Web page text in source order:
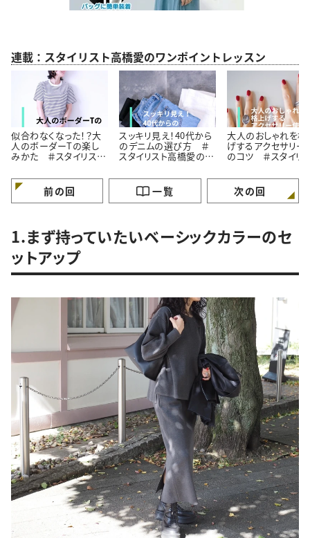
連載：スタイリスト高橋愛のワンポイントレッスン
似合わなくなった！？大
人のボーダーTの楽し
みかた ＃スタイリスト
｜vol.1
スッキリ見え！40代から
のデニムの選び方 ＃
スタイリスト高橋愛の着
大人のおしゃれを格
げするアクセサリー
のコツ ＃スタイリ
｜vol.3
前の回 一覧 次の回
1.まず持っていたいベーシックカラーのセ
ットアップ